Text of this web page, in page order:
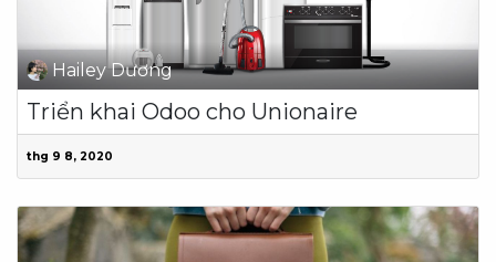
Hailey Dương
Triển khai Odoo cho Unionaire
thg 9 8, 2020